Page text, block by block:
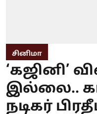
சினிமா
‘கஜினி’
இல்லை..
நடிகர்